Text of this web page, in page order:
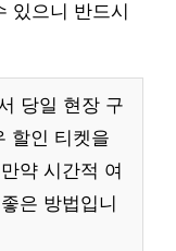
있으니 반드시
당일 현장 구
할인 티켓을
약 시간적 여
은 방법입니